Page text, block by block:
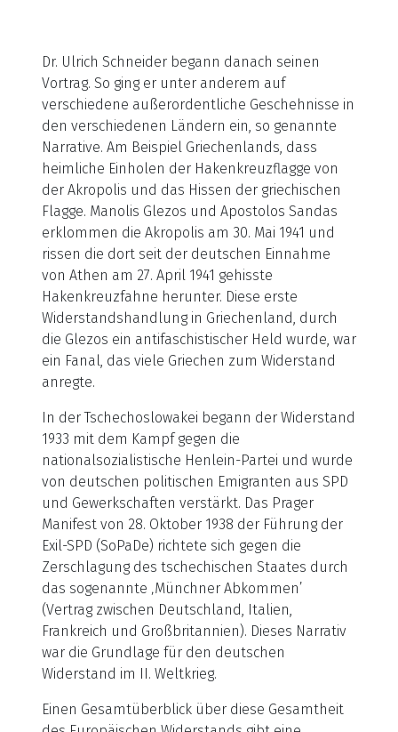
Dr. Ulrich Schneider begann danach seinen
Vortrag. So ging er unter anderem auf
verschiedene außerordentliche Geschehnisse in
den verschiedenen Ländern ein, so genannte
Narrative. Am Beispiel Griechenlands, dass
heimliche Einholen der Hakenkreuzflagge von
der Akropolis und das Hissen der griechischen
Flagge. Manolis Glezos und Apostolos Sandas
erklommen die Akropolis am 30. Mai 1941 und
rissen die dort seit der deutschen Einnahme
von Athen am 27. April 1941 gehisste
Hakenkreuzfahne herunter. Diese erste
Widerstandshandlung in Griechenland, durch
die Glezos ein antifaschistischer Held wurde, war
ein Fanal, das viele Griechen zum Widerstand
anregte.
In der Tschechoslowakei begann der Widerstand
1933 mit dem Kampf gegen die
nationalsozialistische Henlein-Partei und wurde
von deutschen politischen Emigranten aus SPD
und Gewerkschaften verstärkt. Das Prager
Manifest von 28. Oktober 1938 der Führung der
Exil-SPD (SoPaDe) richtete sich gegen die
Zerschlagung des tschechischen Staates durch
das sogenannte ‚Münchner Abkommen’
(Vertrag zwischen Deutschland, Italien,
Frankreich und Großbritannien). Dieses Narrativ
war die Grundlage für den deutschen
Widerstand im II. Weltkrieg.
Einen Gesamtüberblick über diese Gesamtheit